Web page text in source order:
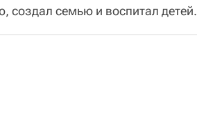
создал семью и воспитал детей.